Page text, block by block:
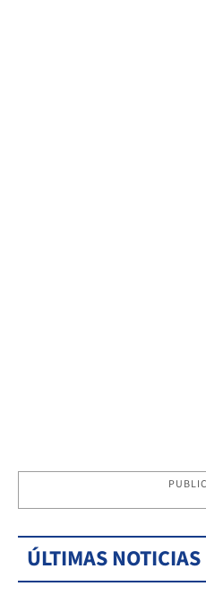
ÚLTIMAS NOTICIAS